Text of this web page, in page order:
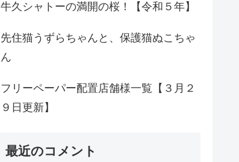
牛久シャトーの満開の桜！【令和５年】
先住猫うずらちゃんと、保護猫ぬこちゃ
ん
フリーペーパー配置店舗様一覧【３月２
９日更新】
最近のコメント